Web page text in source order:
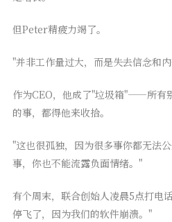
但Peter精疲力竭了。
"并非工作量过大，而是失去信念和
作为CEO，他成了"垃圾箱"——所有
的事，都得他来收拾。
"这也很孤独，因为很多事你都无法
事，你也不能流露负面情绪。"
有个周末，联合创始人凌晨5点打电
停飞了，因为我们的软件崩溃。"